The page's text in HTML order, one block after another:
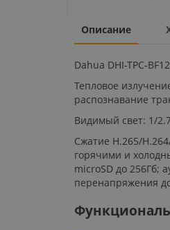
Описание
Dahua DHI-TPC-
Тепловое
распознавание
Видимый свет: 1/
Сжатие H.265/
горячими и
microSD до 256Гб;
перенапряжения